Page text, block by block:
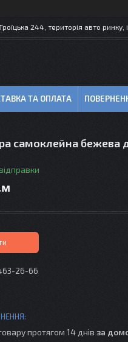
244, територія авто
ТА ОПЛАТА
самоклейна бежева
26-66
протягом 14 днів за